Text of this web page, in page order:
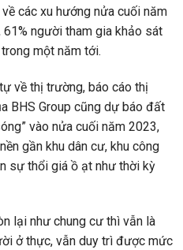
các xu hướng nửa cuối năm
người tham gia khảo sát
một năm tới.
về thị trường, báo cáo thị
BHS Group cũng dự báo đất
vào nửa cuối năm 2023,
gần khu dân cư, khu công
sự thổi giá ồ ạt như thời kỳ
lại như chung cư thì vẫn là
ở thực, vẫn duy trì được mức